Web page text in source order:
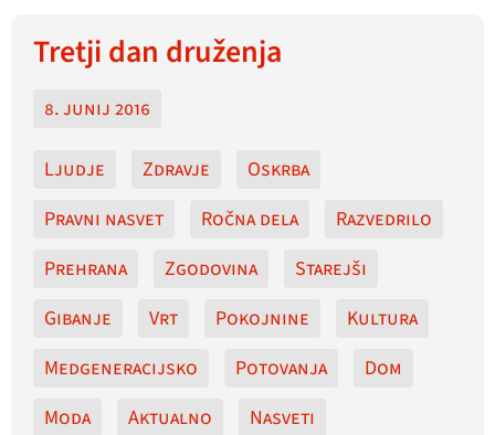
Tretji dan druženja
8. junij 2016
Ljudje Zdravje
Oskrba
Pravni nasvet
Ročna dela
Razvedrilo
Prehrana
Zgodovina
Starejši
Gibanje
Vrt Pokojnine
Kultura
Medgeneracijsko
Potovanja
Dom
Moda
Aktualno
Nasveti